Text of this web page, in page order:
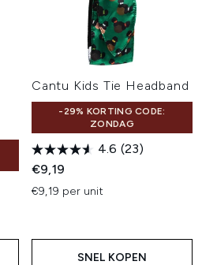
Cantu Kids Tie Headband
-29% KORTING CODE:
ZONDAG
4.6 (23)
€9,19
€9,19 per unit
SNEL KOPEN